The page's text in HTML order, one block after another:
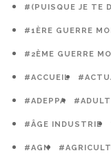
#(PUISQUE JE TE
#1ÈRE GUERRE
#2ÈME GUERRE
#ACCUEIL
#ADEPPA
#ÂGE INDUSTRIE
#AGN